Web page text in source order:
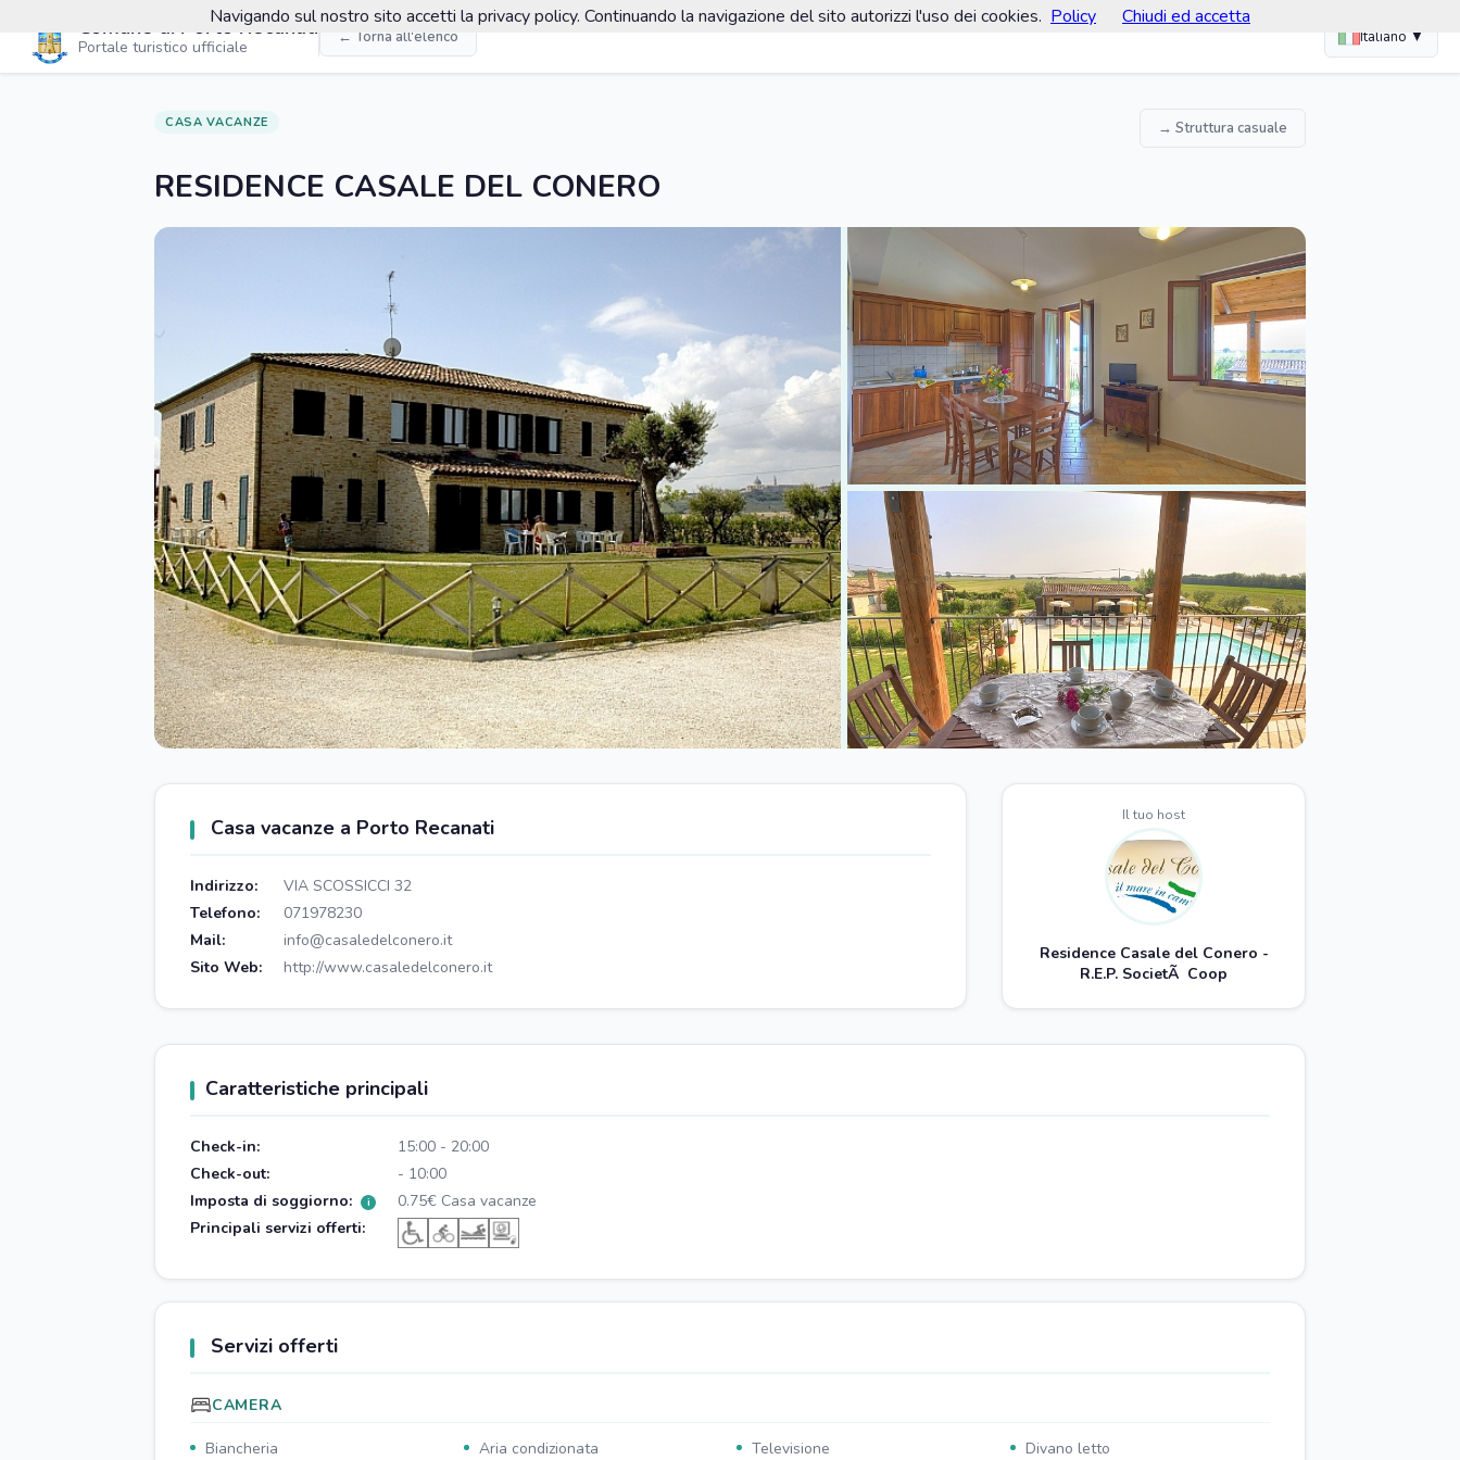
Comune di Porto Recanati
Portale turistico ufficiale
← Torna all'elenco Italiano ▼
CASA VACANZE → Struttura casuale
RESIDENCE CASALE DEL CONERO
Casa vacanze a Porto Recanati
Indirizzo:
VIA SCOSSICCI 32
Telefono:
071978230
Mail:
info@casaledelconero.it
Sito Web:
http://www.casaledelconero.it
Il tuo host
Residence Casale del Conero -
R.E.P. SocietÃ Coop
Caratteristiche principali
Check-in:
15:00 - 20:00
Check-out:
- 10:00
Imposta di soggiorno:
i
0.75€ Casa vacanze
Principali servizi offerti:
Servizi offerti
CAMERA
Biancheria Aria condizionata Televisione
Divano letto
Navigando sul nostro sito accetti la privacy policy. Continuando la navigazione del sito autorizzi l'uso dei cookies. Policy Chiudi ed accetta